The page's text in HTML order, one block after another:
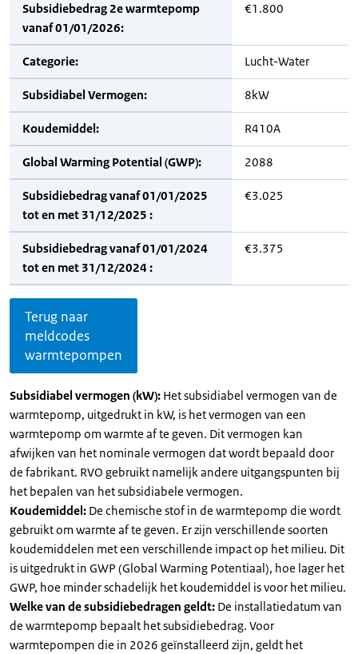
Subsidiebedrag 2e warmtepomp
vanaf 01/01/2026:
€1.800
Categorie: Lucht-Water
Subsidiabel Vermogen: 8kW
Koudemiddel: R410A
Global Warming Potential (GWP): 2088
Subsidiebedrag vanaf 01/01/2025
tot en met 31/12/2025 :
€3.025
Subsidiebedrag vanaf 01/01/2024
tot en met 31/12/2024 :
€3.375
Terug naar
meldcodes
warmtepompen
Subsidiabel vermogen (kW): Het subsidiabel vermogen van de
warmtepomp, uitgedrukt in kW, is het vermogen van een
warmtepomp om warmte af te geven. Dit vermogen kan
afwijken van het nominale vermogen dat wordt bepaald door
de fabrikant. RVO gebruikt namelijk andere uitgangspunten bij
het bepalen van het subsidiabele vermogen.
Koudemiddel: De chemische stof in de warmtepomp die wordt
gebruikt om warmte af te geven. Er zijn verschillende soorten
koudemiddelen met een verschillende impact op het milieu. Dit
is uitgedrukt in GWP (Global Warming Potentiaal), hoe lager het
GWP, hoe minder schadelijk het koudemiddel is voor het milieu.
Welke van de subsidiebedragen geldt: De installatiedatum van
de warmtepomp bepaalt het subsidiebedrag. Voor
warmtepompen die in 2026 geïnstalleerd zijn, geldt het